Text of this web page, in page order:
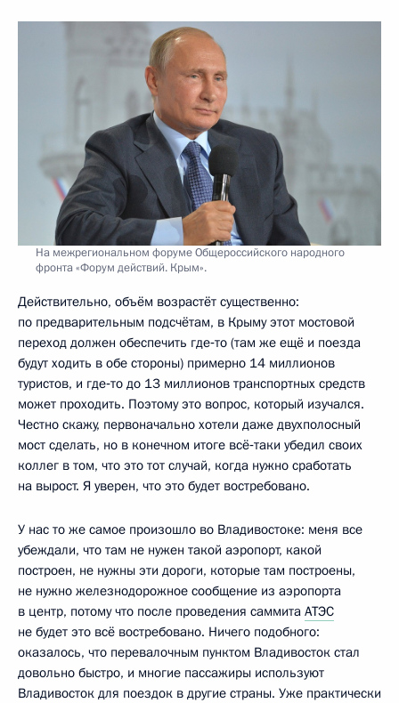
На межрегиональном форуме Общероссийского народного
фронта «Форум действий. Крым».
Действительно, объём возрастёт существенно:
по предварительным подсчётам, в Крыму этот мостовой
переход должен обеспечить где‑то (там же ещё и поезда
будут ходить в обе стороны) примерно 14 миллионов
туристов, и где‑то до 13 миллионов транспортных средств
может проходить. Поэтому это вопрос, который изучался.
Честно скажу, первоначально хотели даже двухполосный
мост сделать, но в конечном итоге всё‑таки убедил своих
коллег в том, что это тот случай, когда нужно сработать
на вырост. Я уверен, что это будет востребовано.
У нас то же самое произошло во Владивостоке: меня все
убеждали, что там не нужен такой аэропорт, какой
построен, не нужны эти дороги, которые там построены,
не нужно железнодорожное сообщение из аэропорта
в центр, потому что после проведения саммита АТЭС
не будет это всё востребовано. Ничего подобного:
оказалось, что перевалочным пунктом Владивосток стал
довольно быстро, и многие пассажиры используют
Владивосток для поездок в другие страны. Уже практически